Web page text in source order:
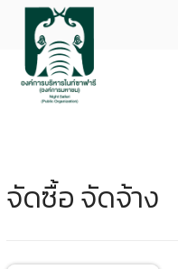
จัดซื้อ จัดจ้าง